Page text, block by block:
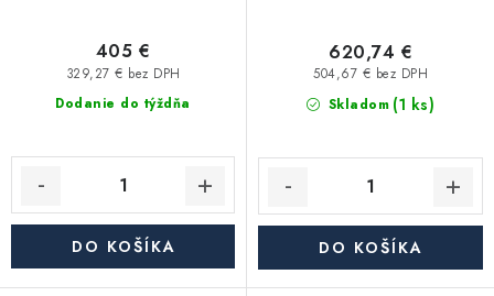
Dodanie do týždňa
329,27 € bez DPH
405 €
DO KOŠÍKA
Skladom (1 ks)
504,67 € bez DPH
620,74 €
DO KOŠÍKA